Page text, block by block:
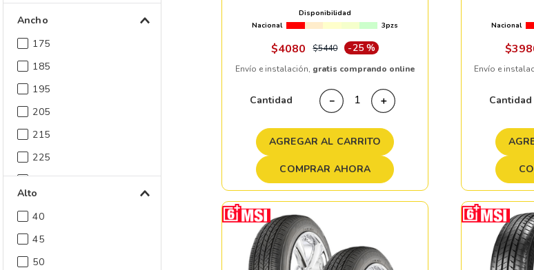
Alto
40
45
50
Ancho
175
185
195
205
215
225
235
Disponibilidad
Nacional
3pzs
$4080 $5440 -25 %
Envío e instalación, gratis comprando online
Cantidad ＋
－
AGREGAR AL CARRITO
COMPRAR AHORA
Nacional
$
Envío e
Cantidad